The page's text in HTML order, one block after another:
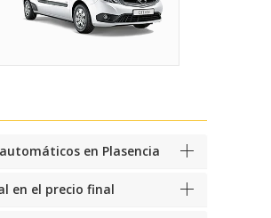
en Plasencia
en el precio final